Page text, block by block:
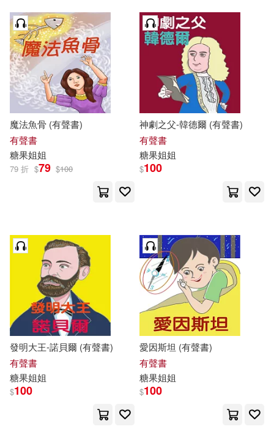
魔法魚骨 (有聲書)
有聲書
糖果姐姐
79 折 $79 $100
神劇之父-韓德爾 (有聲書)
有聲書
糖果姐姐
$100
發明大王-諾貝爾 (有聲書)
有聲書
糖果姐姐
$100
愛因斯坦 (有聲書)
有聲書
糖果姐姐
$100